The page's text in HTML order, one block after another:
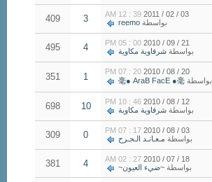
03 / 02 / 2011
39 : 12 AM
بواسطة reemo
3
409
21 / 09 / 2010
00 : 05 PM
بواسطة شرقاوية مكاوية 4
495
20 / 08 / 2010
20 : 07 PM
بواسطة 毫● AraB FacE ●毫
1
351
12 / 08 / 2010
46 : 10 PM
بواسطة شرقاوية مكاوية 10
698
03 / 08 / 2010
17 : 07 PM
بواسطة مـعـانـد الـجـرح 0
309
18 / 07 / 2010
27 : 02 AM
بواسطة ~ضيء العيون~ 4
381